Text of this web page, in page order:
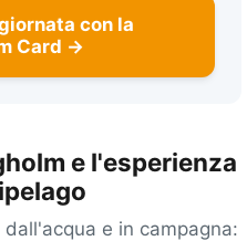
con la
Card →
e l'esperienza
e in campagna: